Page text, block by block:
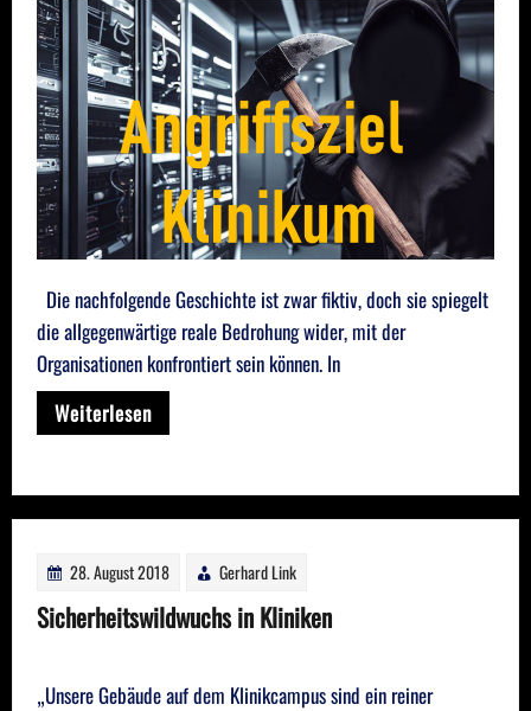
Die nachfolgende Geschichte ist zwar fiktiv, doch sie spiegelt
die allgegenwärtige reale Bedrohung wider, mit der
Organisationen konfrontiert sein können. In
Weiterlesen
28. August 2018 Gerhard Link
Sicherheitswildwuchs in Kliniken
„Unsere Gebäude auf dem Klinikcampus sind ein reiner